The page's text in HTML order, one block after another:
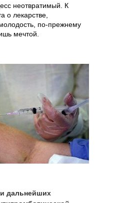
неотвратимый. К
о лекарстве,
по-прежнему
мечтой.
дальнейших